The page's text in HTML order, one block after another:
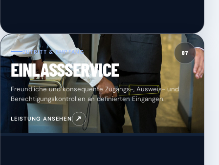
07
ZUTRITT & EMPFANG
EINLASSSERVICE
Freundliche und konsequente Zugangs-, Ausweis- und
Berechtigungskontrollen an definierten Eingängen.
LEISTUNG ANSEHEN ↗